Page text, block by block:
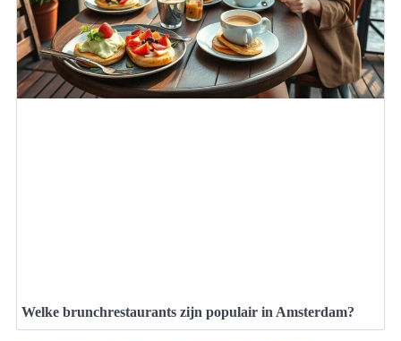
Welke brunchrestaurants zijn populair in Amsterdam?